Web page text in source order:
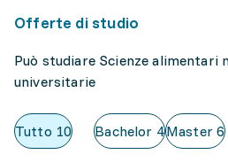
Offerte di studio
Può studiare Scienze alimentari
universitarie
Tutto 10 Bachelor 4Master6